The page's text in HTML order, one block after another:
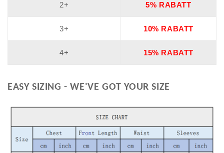
2+ 5% RABATT
3+ 10% RABATT
4+ 15% RABATT
EASY SIZING - WE'VE GOT YOUR SIZE